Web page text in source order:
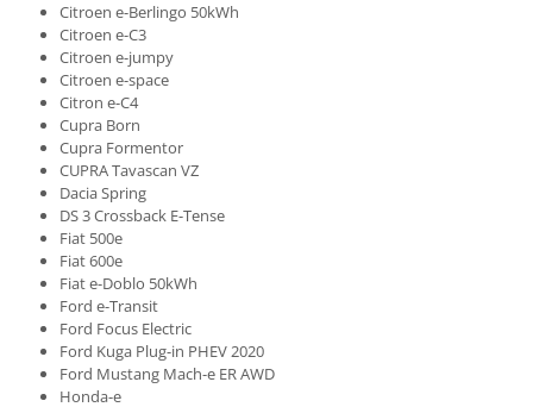
Citroen e-Berlingo 50kWh
Citroen e-C3
Citroen e-jumpy
Citroen e-space
Citron e-C4
Cupra Born
Cupra Formentor
CUPRA Tavascan VZ
Dacia Spring
DS 3 Crossback E-Tense
Fiat 500e
Fiat 600e
Fiat e-Doblo 50kWh
Ford e-Transit
Ford Focus Electric
Ford Kuga Plug-in PHEV 2020
Ford Mustang Mach-e ER AWD
Honda-e